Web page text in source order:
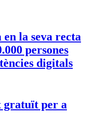
la seva recta
persones
digitals
gratuït per a